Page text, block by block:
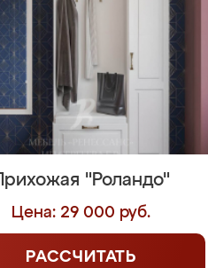
Прихожая "Роландо"
Цена: 29 000 руб.
РАССЧИТАТЬ